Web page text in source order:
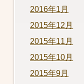
2016年1月
2015年12月
2015年11月
2015年10月
2015年9月